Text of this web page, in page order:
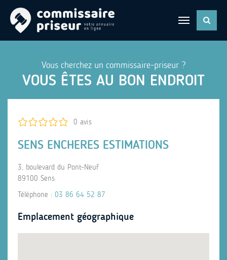
Vous cherchez un commissaire-priseur ?
VOUS ÊTES AU BON ENDROIT
0 avis
SENS ENCHERES ESTIMATIONS
3, boulevard du Pont-Neuf
89100 Sens
Téléphone : 03 86 64 52 87
Emplacement géographique